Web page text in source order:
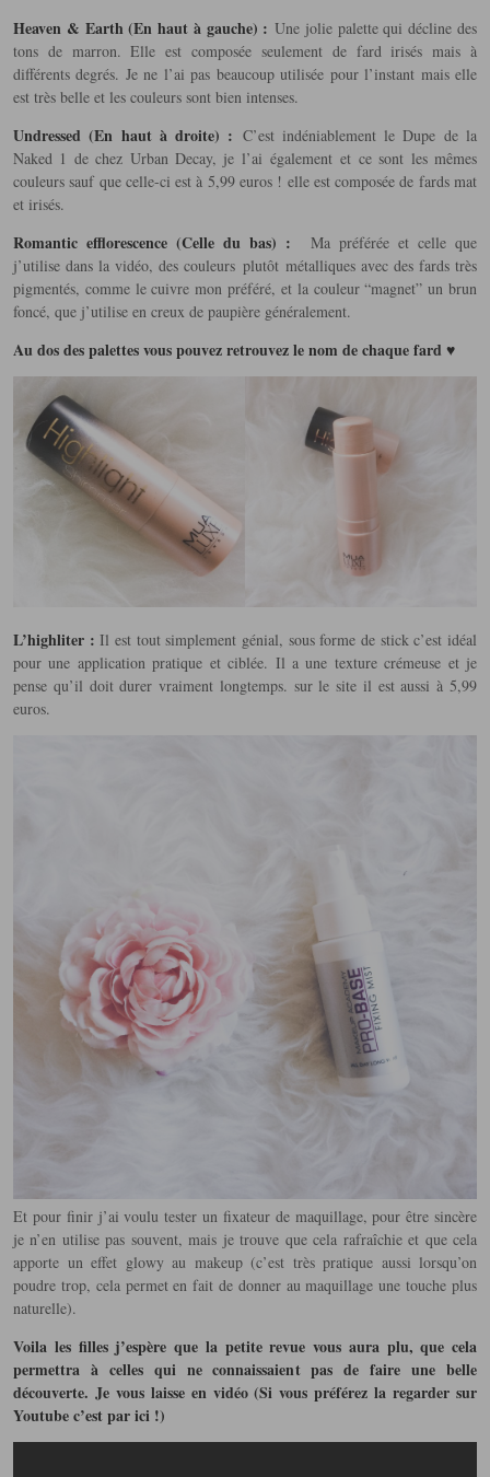
Heaven & Earth (En haut à gauche) : Une jolie palette qui décline des
tons de marron. Elle est composée seulement de fard irisés mais à
différents degrés. Je ne l’ai pas beaucoup utilisée pour l’instant mais elle
est très belle et les couleurs sont bien intenses.
Undressed (En haut à droite) : C’est indéniablement le Dupe de la
Naked 1 de chez Urban Decay, je l’ai également et ce sont les mêmes
couleurs sauf que celle-ci est à 5,99 euros ! elle est composée de fards mat
et irisés.
Romantic efflorescence (Celle du bas) :
Ma préférée et celle que
j’utilise dans la vidéo, des couleurs plutôt métalliques avec des fards très
pigmentés, comme le cuivre mon préféré, et la couleur “magnet” un brun
foncé, que j’utilise en creux de paupière généralement.
Au dos des palettes vous pouvez retrouvez le nom de chaque fard ♥
L’highliter : Il est tout simplement génial, sous forme de stick c’est idéal
pour une application pratique et ciblée. Il a une texture crémeuse et je
pense qu’il doit durer vraiment longtemps. sur le site il est aussi à 5,99
euros.
Et pour finir j’ai voulu tester un fixateur de maquillage, pour être sincère
je n’en utilise pas souvent, mais je trouve que cela rafraîchie et que cela
apporte un effet glowy au makeup (c’est très pratique aussi lorsqu’on
poudre trop, cela permet en fait de donner au maquillage une touche plus
naturelle).
Voila les filles j’espère que la petite revue vous aura plu, que cela
permettra à celles qui ne connaissaient pas de faire une belle
découverte. Je vous laisse en vidéo (Si vous préférez la regarder sur
Youtube c’est parici !)